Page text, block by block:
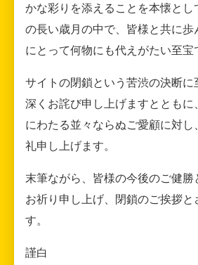
かな彩りを添えることを本懐とし
の長い歳月の中で、皆様と共に
にとって何物にも代えがたい至宝
サイトの閉鎖という苦渋の決断に
深くお詫び申し上げますとともに
にわたる並々ならぬご愛顧に対し
礼申し上げます。
末筆ながら、皆様の今後のご健勝
お祈り申し上げ、閉鎖のご挨拶と
す。
謹白